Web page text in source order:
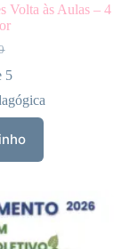
Volta às Aulas – 4
5